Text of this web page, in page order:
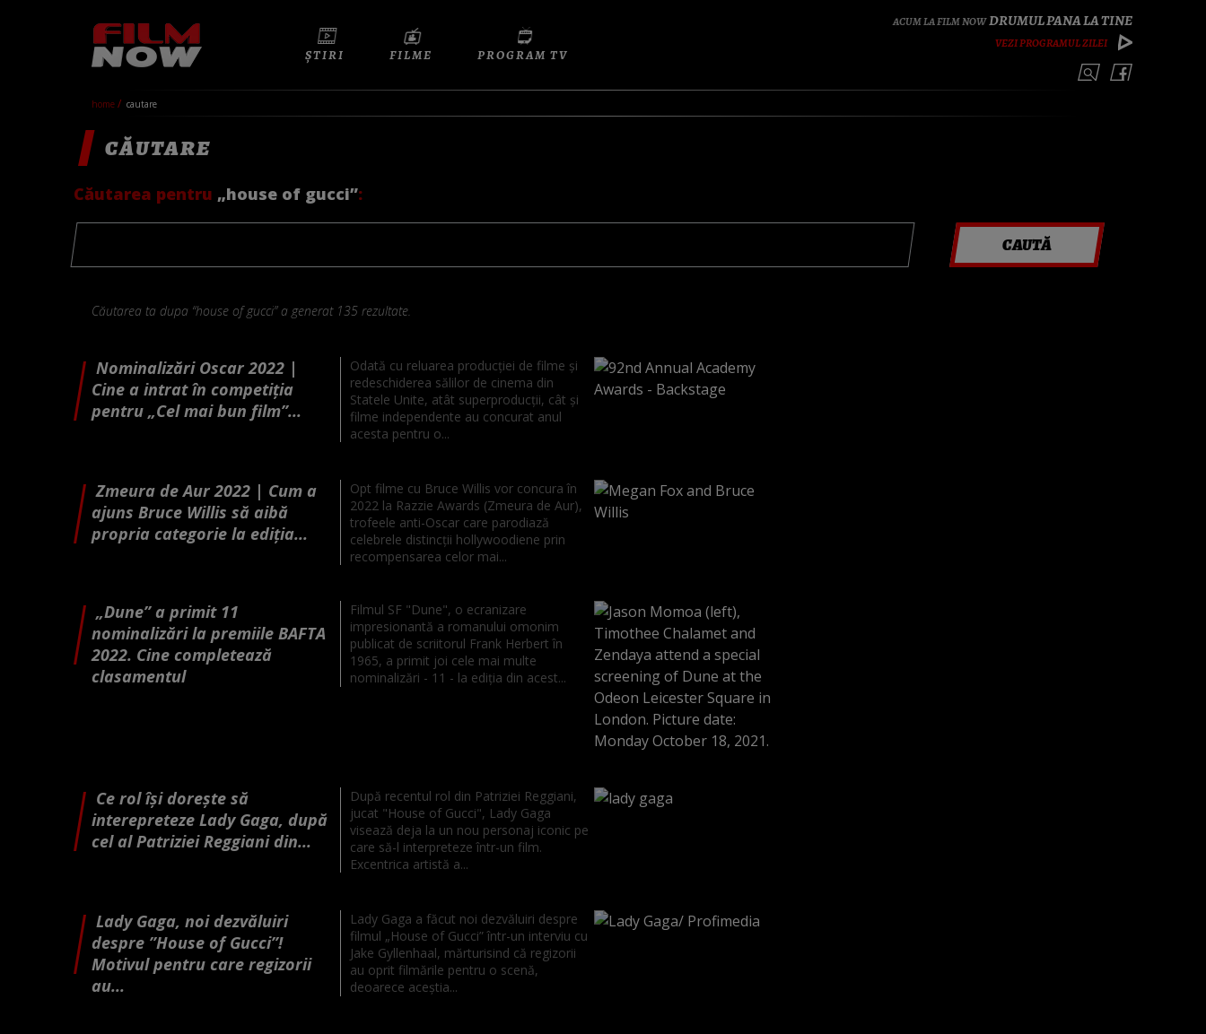
DRUMUL PANA LA TINE
VEZI PROGRAMUL ZILEI
ȘTIRI FILME PROGRAM TV
home cautare
CĂUTARE
Căutarea pentru „house of gucci”:
Căutarea ta dupa “house of gucci” a generat 135 rezultate.
Nominalizări Oscar 2022 |
Cine a intrat în competiția
pentru „Cel mai bun film”...
Odată cu reluarea producţiei de filme şi
redeschiderea sălilor de cinema din
Statele Unite, atât superproducţii, cât şi
filme independente au concurat anul
acesta pentru o...
Zmeura de Aur 2022 | Cum a
ajuns Bruce Willis să aibă
propria categorie la ediţia...
Opt filme cu Bruce Willis vor concura în
2022 la Razzie Awards (Zmeura de Aur),
trofeele anti-Oscar care parodiază
celebrele distincţii hollywoodiene prin
recompensarea celor mai...
„Dune” a primit 11
nominalizări la premiile BAFTA
2022. Cine completează
clasamentul
Filmul SF "Dune", o ecranizare
impresionantă a romanului omonim
publicat de scriitorul Frank Herbert în
1965, a primit joi cele mai multe
nominalizări - 11 - la ediţia din acest...
Ce rol își dorește să
interepreteze Lady Gaga, după
cel al Patriziei Reggiani din...
După recentul rol din Patriziei Reggiani,
jucat "House of Gucci", Lady Gaga
visează deja la un nou personaj iconic pe
care să-l interpreteze într-un film.
Excentrica artistă a...
Lady Gaga, noi dezvăluiri
despre ”House of Gucci”!
Motivul pentru care regizorii
au...
Lady Gaga a făcut noi dezvăluiri despre
filmul „House of Gucci” într-un interviu cu
Jake Gyllenhaal, mărturisind că regizorii
au oprit filmările pentru o scenă,
deoarece aceștia...